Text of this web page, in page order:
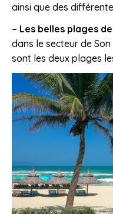
ainsi que des
– Les belles plages
dans le secteur de
sont les deux plages